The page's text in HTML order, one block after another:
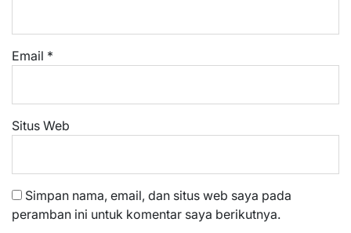
Email *
Situs Web
Simpan nama, email, dan situs web saya pada
peramban ini untuk komentar saya berikutnya.